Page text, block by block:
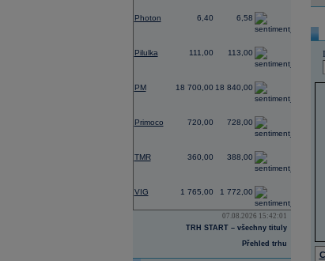
Photon 6,40 6,58
-3,03
Pilulka 111,00 113,00
0,00
PM 18 700,00 18 840,00
Primoco 720,00 728,00
TMR 360,00 388,00
VIG 1 765,00 1 772,00
07.08.2026 15:42:01
TRH START – všechny tituly
Přehled trhu